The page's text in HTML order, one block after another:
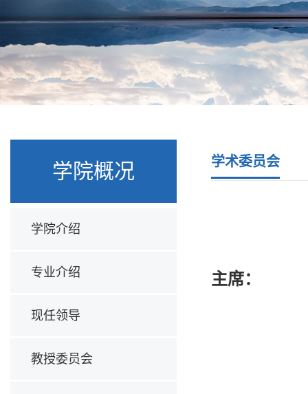
学院概况
学院介绍
专业介绍
现任领导
教授委员会
学术委员会
主席：